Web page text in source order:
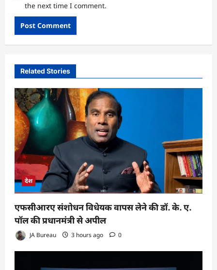
the next time I comment.
Related Stories
देश
एफसीआरए संशोधन विधेयक वापस लेने की डॉ. के. ए.
पॉल की प्रधानमंत्री से अपील
JA Bureau 3 hours ago 0